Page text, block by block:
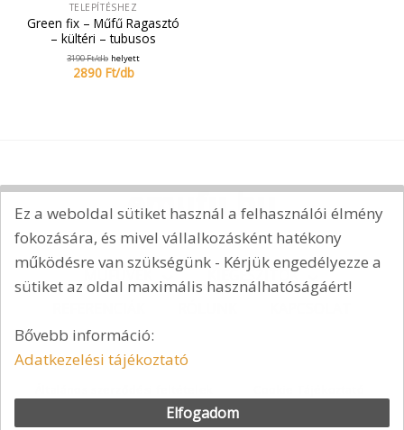
TELEPÍTÉSHEZ
Green fix – Műfű Ragasztó
– kültéri – tubusos
3190Ft/db helyett
2890 Ft/db
KIEGÉSZÍTŐK
Adatkezelési tájékoztató
Ez a weboldal sütiket használ a felhasználói élmény
fokozására, és mivel vállalkozásként hatékony
működésre van szükségünk - Kérjük engedélyezze a
sütiket az oldal maximális használhatóságáért!
Bővebb információ:
Adatkezelési tájékoztató
Elfogadom